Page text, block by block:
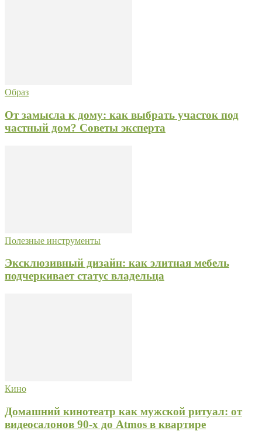
Образ
От замысла к дому: как выбрать участок под
частный дом? Советы эксперта
Полезные инструменты
Эксклюзивный дизайн: как элитная мебель
подчеркивает статус владельца
Кино
Домашний кинотеатр как мужской ритуал: от
видеосалонов 90-х до Atmos в квартире